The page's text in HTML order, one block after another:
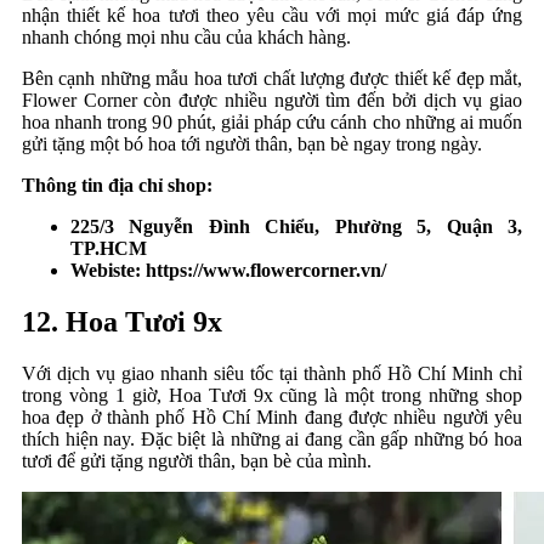
nhận thiết kế hoa tươi theo yêu cầu với mọi mức giá đáp ứng
nhanh chóng mọi nhu cầu của khách hàng.
Bên cạnh những mẫu hoa tươi chất lượng được thiết kế đẹp mắt,
Flower Corner còn được nhiều người tìm đến bởi dịch vụ giao
hoa nhanh trong 90 phút, giải pháp cứu cánh cho những ai muốn
gửi tặng một bó hoa tới người thân, bạn bè ngay trong ngày.
Thông tin địa chỉ shop:
225/3 Nguyễn Đình Chiểu, Phường 5, Quận 3,
TP.HCM
Webiste: https://www.flowercorner.vn/
12. Hoa Tươi 9x
Với dịch vụ giao nhanh siêu tốc tại thành phố Hồ Chí Minh chỉ
trong vòng 1 giờ, Hoa Tươi 9x cũng là một trong những shop
hoa đẹp ở thành phố Hồ Chí Minh đang được nhiều người yêu
thích hiện nay. Đặc biệt là những ai đang cần gấp những bó hoa
tươi để gửi tặng người thân, bạn bè của mình.